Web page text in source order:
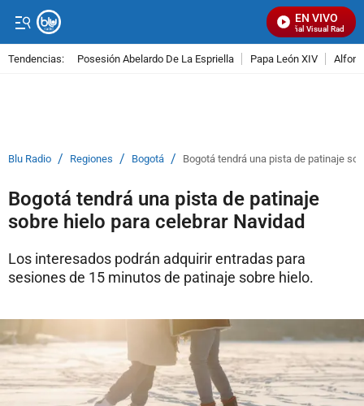
EN VIVO
Señal Visual Radio
Tendencias: Posesión Abelardo De La Espriella Papa León XIV
Blu Radio / Regiones / Bogotá / Bogotá tendrá una pista de patinaje
Bogotá tendrá una pista de patinaje
sobre hielo para celebrar Navidad
Los interesados podrán adquirir entradas para
sesiones de 15 minutos de patinaje sobre hielo.